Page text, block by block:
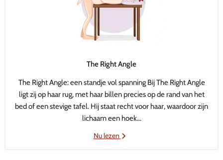
The Right Angle
The Right Angle: een standje vol spanning Bij The Right Angle
ligt zij op haar rug, met haar billen precies op de rand van het
bed of een stevige tafel. Hij staat recht voor haar, waardoor zijn
lichaam een hoek...
Nu lezen